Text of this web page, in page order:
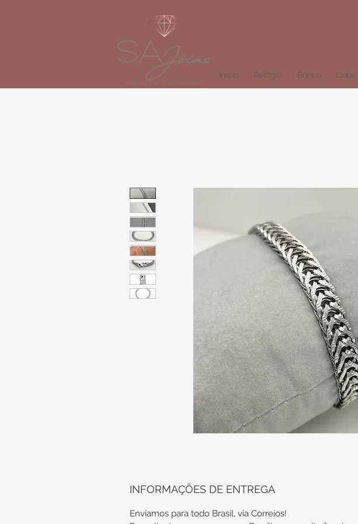
Início Relógio Brinco Colar
INFORMAÇÕES DE ENTREGA
Enviamos para todo Brasil, via Correios!